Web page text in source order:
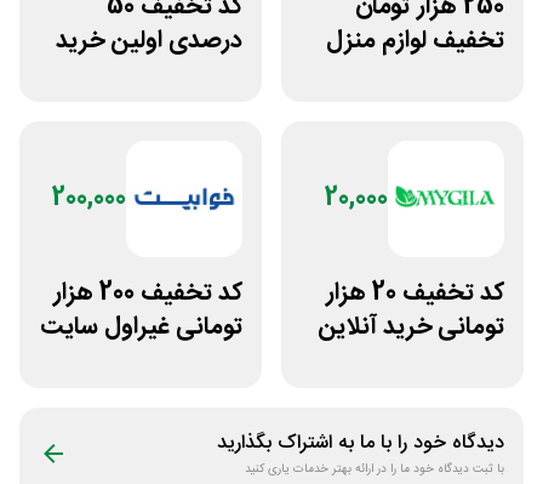
تخفیف لوازم منزل
درصدی اولین خرید
20,000
کد تخفیف 20 هزار
تومانی خرید آنلاین
200,000
کد تخفیف 200 هزار
تومانی غیراول سایت
دیدگاه خود را با ما به اشتراک بگذارید
با ثبت دیدگاه خود ما را در ارائه بهتر خدمات یاری کنید